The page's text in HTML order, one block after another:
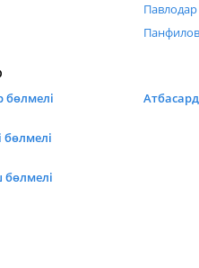
Павлодар
Панфилов
бөлмелі